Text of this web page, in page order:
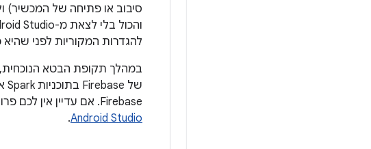
להגדרות המקוריות לפני
במהלך תקופת הבטא הנוכחית,
Firebase. אם עדיין אין לכם פרויקט Firebase, קל ליצור אחד. מידע נוסף זמין במאמר בנושא
Android Studio
.